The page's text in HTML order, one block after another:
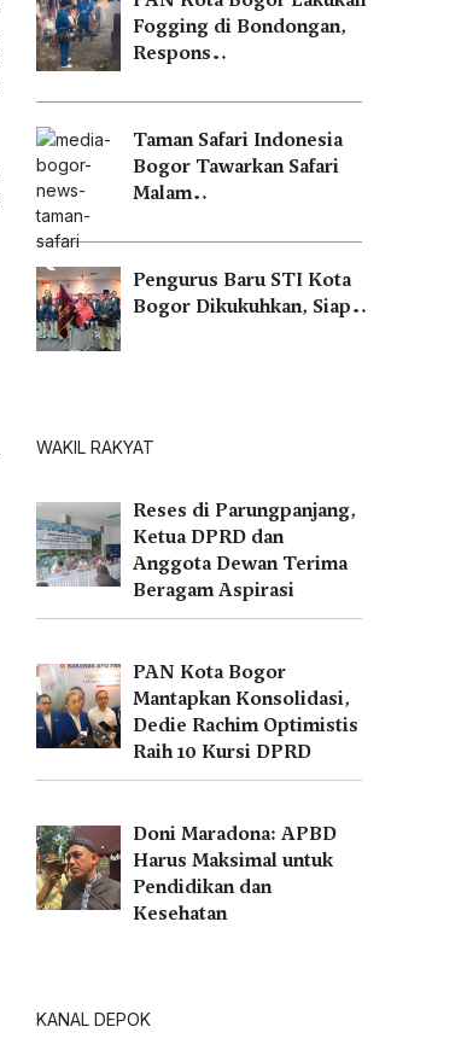
Fogging di Bondongan,
Respons…
Taman Safari Indonesia
Bogor Tawarkan Safari
Malam…
Pengurus Baru STI Kota
Bogor Dikukuhkan, Siap…
WAKIL RAKYAT
Reses di Parungpanjang,
Ketua DPRD dan
Anggota Dewan Terima
Beragam Aspirasi
PAN Kota Bogor
Mantapkan Konsolidasi,
Dedie Rachim Optimistis
Raih 10 Kursi DPRD
Doni Maradona: APBD
Harus Maksimal untuk
Pendidikan dan
Kesehatan
KANAL DEPOK